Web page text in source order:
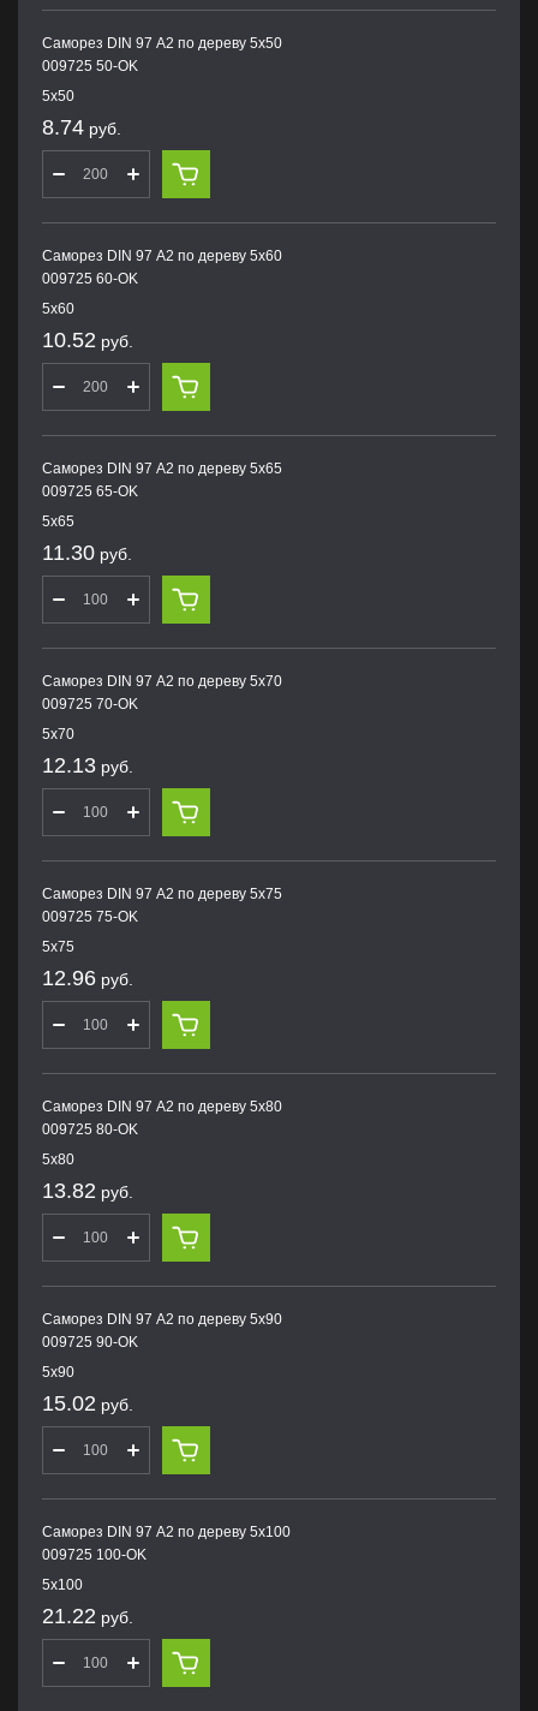
Саморез DIN 97 А2 по дереву 5х50
009725 50-OK
5х50
8.74 руб.
Саморез DIN 97 А2 по дереву 5х60
009725 60-OK
5х60
10.52 руб.
Саморез DIN 97 А2 по дереву 5х65
009725 65-OK
5х65
11.30 руб.
Саморез DIN 97 А2 по дереву 5х70
009725 70-OK
5х70
12.13 руб.
Саморез DIN 97 А2 по дереву 5х75
009725 75-OK
5х75
12.96 руб.
Саморез DIN 97 А2 по дереву 5х80
009725 80-OK
5х80
13.82 руб.
Саморез DIN 97 А2 по дереву 5х90
009725 90-OK
5х90
15.02 руб.
Саморез DIN 97 А2 по дереву 5х100
009725 100-OK
5х100
21.22 руб.